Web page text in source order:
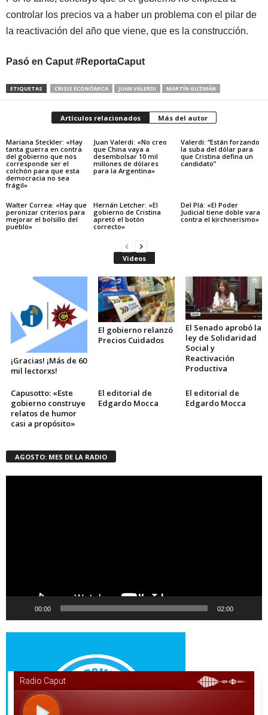
controlar los precios va a haber un problema con el pilar de
la reactivación del año que viene, que es la construcción.
Pasó en Caput #ReportaCaput
ETIQUETAS CRISIS ECONÓMICA JUAN VALERDI MARTÍN GUZMÁN
Artículos relacionados Más del autor
Mariana Steckler: «Hay
tanta guerra en contra
del gobierno que nos
corresponde ser el
colchón para que esta
democracia no sea
frágil»
Juan Valerdi: «No creo
que China vaya a
desembolsar 10 mil
millones de dólares
para la Argentina»
Valerdi: “Están forzando
la suba del dólar para
que Cristina defina un
candidato”
Walter Correa: «Hay que
peronizar criterios para
mejorar el bolsillo del
pueblo»
Hernán Letcher: «El
gobierno de Cristina
apretó el botón
correcto»
Del Plá: «El Poder
Judicial tiene doble vara
contra el kirchnerismo»
Videos
¡Gracias! ¡Más de 60
mil lectorxs!
El gobierno relanzó
Precios Cuidados
El Senado aprobó la
ley de Solidaridad
Social y
Reactivación
Productiva
Capusotto: «Este
gobierno construye
relatos de humor
casi a propósito»
El editorial de
Edgardo Mocca
El editorial de
Edgardo Mocca
AGOSTO: MES DE LA RADIO
00:00 02:00